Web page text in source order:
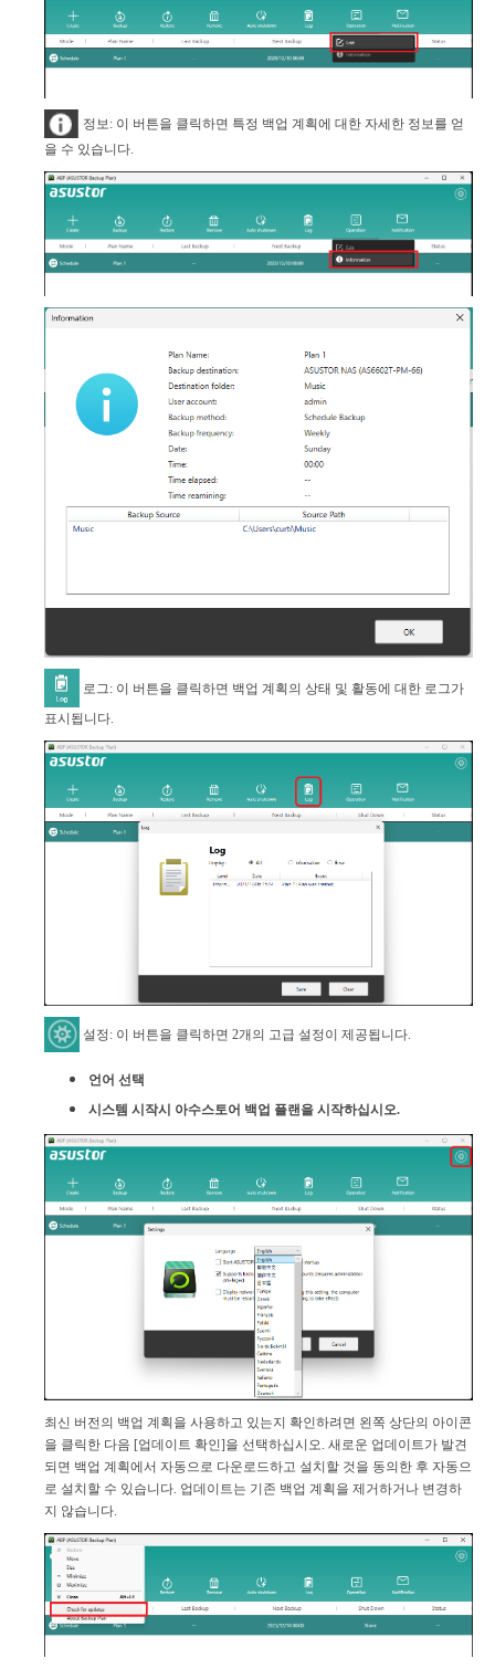
정보: 이 버튼을 클릭하면 특정 백업 계획에 대한 자세한 정보를 얻
을 수 있습니다.
로그: 이 버튼을 클릭하면 백업 계획의 상태 및 활동에 대한 로그가
표시됩니다.
설정: 이 버튼을 클릭하면 2개의 고급 설정이 제공됩니다.
언어 선택
시스템 시작시 아수스토어 백업 플랜을 시작하십시오.
최신 버전의 백업 계획을 사용하고 있는지 확인하려면 왼쪽 상단의 아이콘
을 클릭한 다음 [업데이트 확인]을 선택하십시오. 새로운 업데이트가 발견
되면 백업 계획에서 자동으로 다운로드하고 설치할 것을 동의한 후 자동으
로 설치할 수 있습니다. 업데이트는 기존 백업 계획을 제거하거나 변경하
지 않습니다.